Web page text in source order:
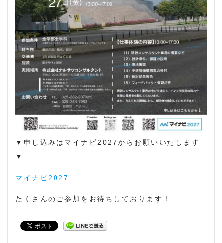
▼申し込みはマイナビ2027からお願いいたします
▼
マイナビ2027
たくさんのご参加をお待ちしております！